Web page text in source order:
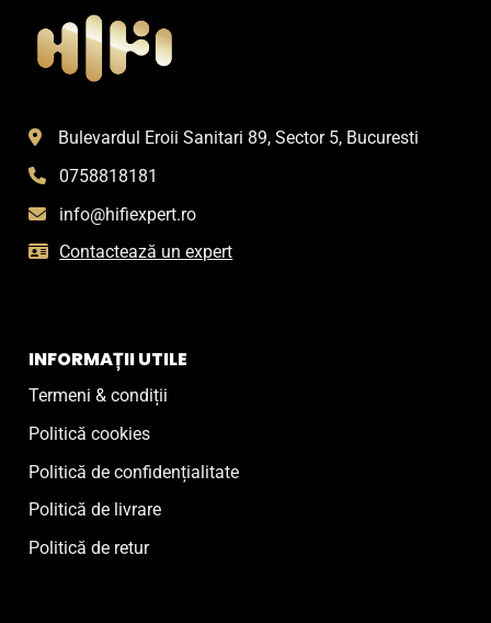
pot
fi
alese
produsului.
Bulevardul Eroii Sanitari 89, Sector 5, Bucuresti
0758818181
info@hifiexpert.ro
Contactează un expert
INFORMAȚII UTILE
Termeni & condiții
Politică cookies
Politică de confidențialitate
Politică de livrare
Politică de retur